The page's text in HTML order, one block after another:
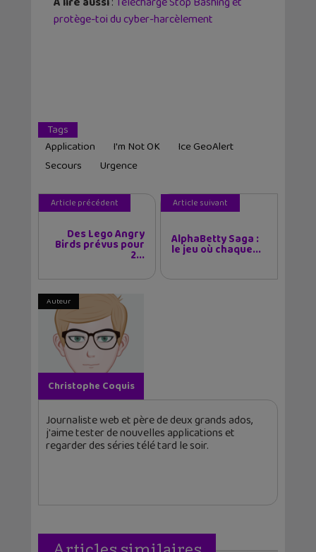
protège-toi du cyber-harcèlement
Tags
Application
I'm Not OK
Ice GeoAlert
Secours
Urgence
Article précédent
Des Lego Angry
Birds prévus pour
2...
Article suivant
AlphaBetty Saga :
le jeu où chaque...
Auteur
Christophe Coquis
Journaliste web et père de deux grands ados,
j'aime tester de nouvelles applications et
regarder des séries télé tard le soir.